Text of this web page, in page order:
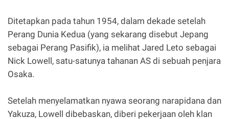
Ditetapkan pada tahun 1954, dalam dekade setelah
Perang Dunia Kedua (yang sekarang disebut Jepang
sebagai Perang Pasifik), ia melihat Jared Leto sebagai
Nick Lowell, satu-satunya tahanan AS di sebuah penjara
Osaka.
Setelah menyelamatkan nyawa seorang narapidana dan
Yakuza, Lowell dibebaskan, diberi pekerjaan oleh klan